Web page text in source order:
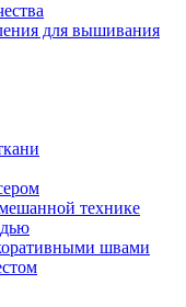
для вышивания
технике
швами